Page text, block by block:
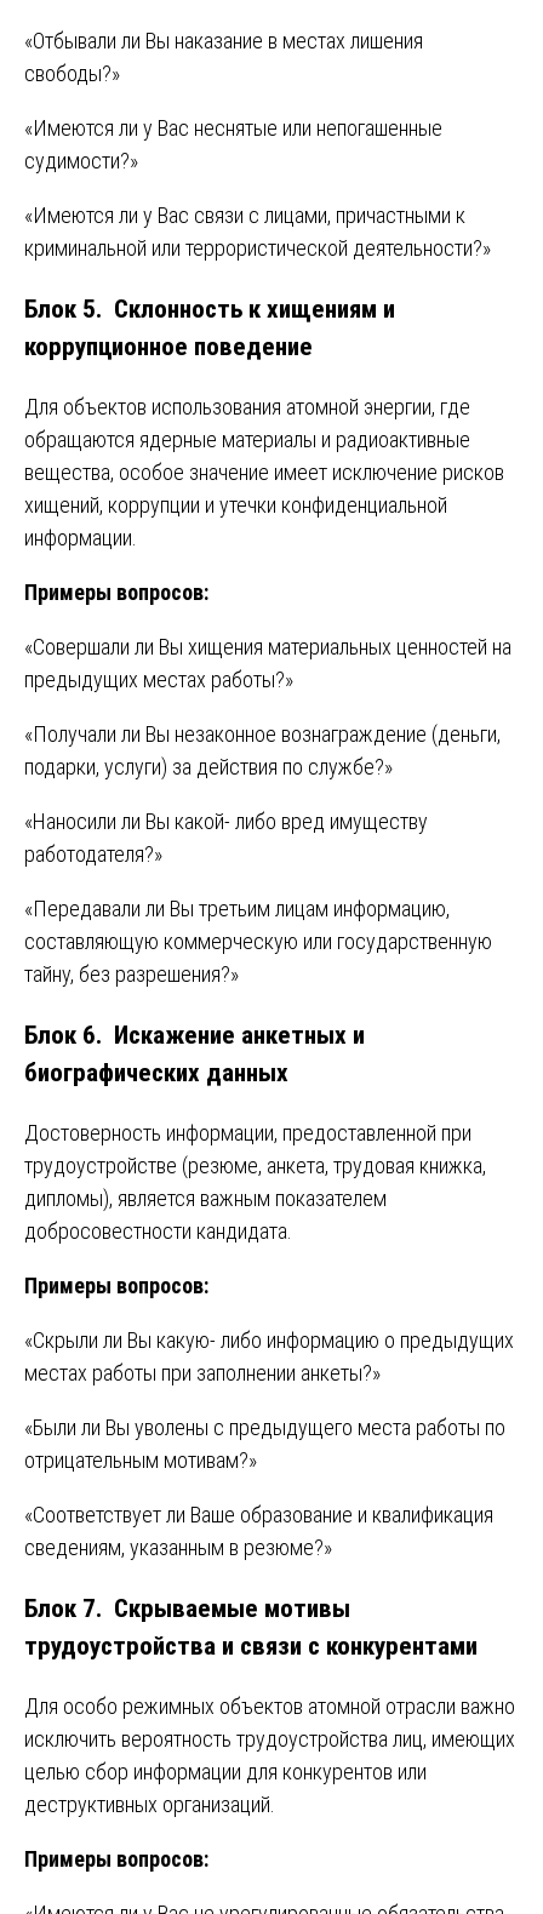
«Отбывали ли Вы наказание в местах лишения
свободы?»
«Имеются ли у Вас неснятые или непогашенные
судимости?»
«Имеются ли у Вас связи с лицами, причастными к
криминальной или террористической деятельности?»
Блок 5. Склонность к хищениям и
коррупционное поведение
Для объектов использования атомной энергии, где
обращаются ядерные материалы и радиоактивные
вещества, особое значение имеет исключение рисков
хищений, коррупции и утечки конфиденциальной
информации.
Примеры вопросов:
«Совершали ли Вы хищения материальных ценностей на
предыдущих местах работы?»
«Получали ли Вы незаконное вознаграждение (деньги,
подарки, услуги) за действия по службе?»
«Наносили ли Вы какой- либо вред имуществу
работодателя?»
«Передавали ли Вы третьим лицам информацию,
составляющую коммерческую или государственную
тайну, без разрешения?»
Блок 6. Искажение анкетных и
биографических данных
Достоверность информации, предоставленной при
трудоустройстве (резюме, анкета, трудовая книжка,
дипломы), является важным показателем
добросовестности кандидата.
Примеры вопросов:
«Скрыли ли Вы какую- либо информацию о предыдущих
местах работы при заполнении анкеты?»
«Были ли Вы уволены с предыдущего места работы по
отрицательным мотивам?»
«Соответствует ли Ваше образование и квалификация
сведениям, указанным в резюме?»
Блок 7. Скрываемые мотивы
трудоустройства и связи с конкурентами
Для особо режимных объектов атомной отрасли важно
исключить вероятность трудоустройства лиц, имеющих
целью сбор информации для конкурентов или
деструктивных организаций.
Примеры вопросов: